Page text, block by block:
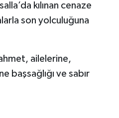
kılınan cenaze
son yolculuğuna
ailelerine,
başsağlığı ve sabır